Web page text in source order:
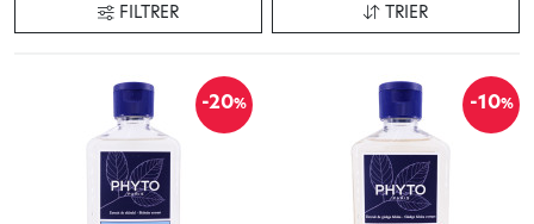
FILTRER TRIER
-20% -10%